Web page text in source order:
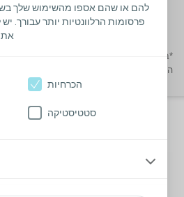
להם או שהם אספו מהשימוש שלך
פרסומות הרלוונטיות יותר עבורך.
את
הכרחיות
סטטיסטיקה
*בקשת דוגמה וקביעת פגישת הדרכה מותנת
הלקוחות של קולופלסט ובהוראת גורם רפואי
שלושת היתרונות
היא הבחירה הנכונה